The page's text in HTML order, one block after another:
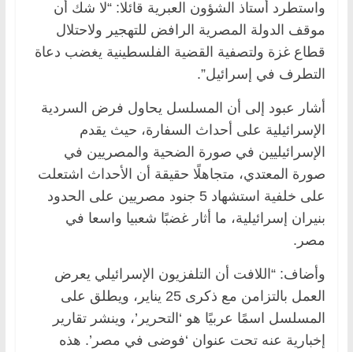
واستطرد أستاذ الشؤون العبرية قائلا: “لا شك أن
موقف الدولة المصرية الرافض للتهجير ولاحتلال
قطاع غزة ولتصفية القضية الفلسطينية يغضب دعاة
التطرف في إسرائيل”.
أشار عبود إلى أن المسلسل يحاول فرض السردية
الإسرائيلية على أحداث السفارة، حيث يقدم
الإسرائيليين في صورة الضحية والمصريين في
صورة المعتدي، متجاهلًا حقيقة أن الأحداث اشتعلت
على خلفية استشهاد 5 جنود مصريين على الحدود
بنيران إسرائيلية، ما أثار غضبًا شعبيا واسعا في
مصر.
وأضاف: “اللافت أن التلفزيون الإسرائيلي يعرض
العمل بالتزامن مع ذكرى 25 يناير، ويطلق على
المسلسل اسمًا عربيًا هو ‘التحرير’، وينشر تقارير
إخبارية عنه تحت عنوان ‘فوضى في مصر’. هذه